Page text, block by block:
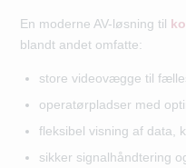
En moderne AV-løsning til
blandt andet omfatte:
store videovægge til
operatørpladser med
fleksibel visning af data,
sikker signalhåndtering